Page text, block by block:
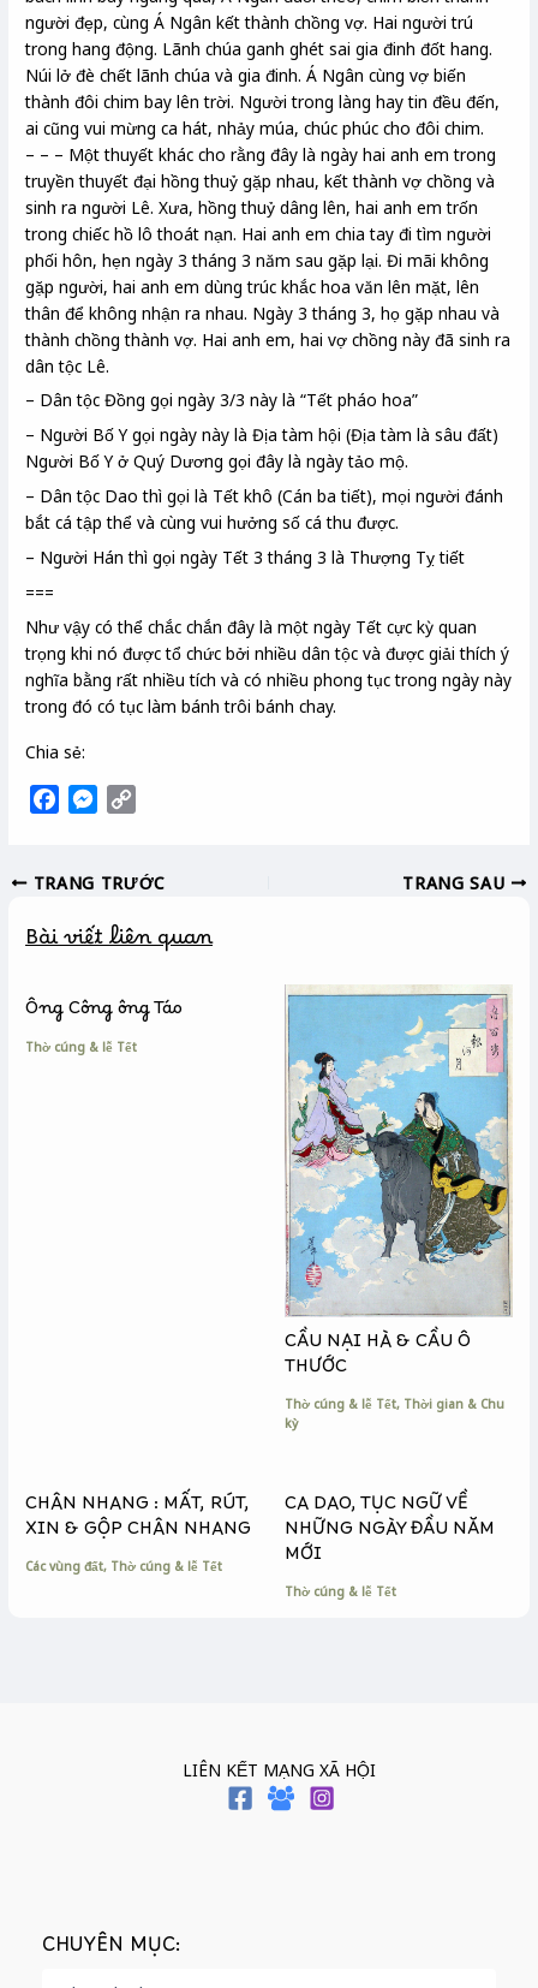
người đẹp, cùng Á Ngân kết thành chồng vợ. Hai người trú
trong hang động. Lãnh chúa ganh ghét sai gia đinh đốt hang.
Núi lở đè chết lãnh chúa và gia đinh. Á Ngân cùng vợ biến
thành đôi chim bay lên trời. Người trong làng hay tin đều đến,
ai cũng vui mừng ca hát, nhảy múa, chúc phúc cho đôi chim.
– – – Một thuyết khác cho rằng đây là ngày hai anh em trong
truyền thuyết đại hồng thuỷ gặp nhau, kết thành vợ chồng và
sinh ra người Lê. Xưa, hồng thuỷ dâng lên, hai anh em trốn
trong chiếc hồ lô thoát nạn. Hai anh em chia tay đi tìm người
phối hôn, hẹn ngày 3 tháng 3 năm sau gặp lại. Đi mãi không
gặp người, hai anh em dùng trúc khắc hoa văn lên mặt, lên
thân để không nhận ra nhau. Ngày 3 tháng 3, họ gặp nhau và
thành chồng thành vợ. Hai anh em, hai vợ chồng này đã sinh ra
dân tộc Lê.
– Dân tộc Đồng gọi ngày 3/3 này là “Tết pháo hoa”
– Người Bố Y gọi ngày này là Địa tàm hội (Địa tàm là sâu đất)
Người Bố Y ở Quý Dương gọi đây là ngày tảo mộ.
– Dân tộc Dao thì gọi là Tết khô (Cán ba tiết), mọi người đánh
bắt cá tập thể và cùng vui hưởng số cá thu được.
– Người Hán thì gọi ngày Tết 3 tháng 3 là Thượng Tỵ tiết
===
Như vậy có thể chắc chắn đây là một ngày Tết cực kỳ quan
trọng khi nó được tổ chức bởi nhiều dân tộc và được giải thích ý
nghĩa bằng rất nhiều tích và có nhiều phong tục trong ngày này
trong đó có tục làm bánh trôi bánh chay.
Chia sẻ:
e
o
k
M
s
n
e
r
y
i
k
TRANG TRƯỚC TRANG SAU
Bài viết liên quan
Ông Công ông Táo
Thờ cúng & lễ Tết
CẦU NẠI HÀ & CẦU Ô
THƯỚC
Thờ cúng & lễ Tết, Thời gian & Chu
kỳ
CHÂN NHANG : MẤT, RÚT,
XIN & GỘP CHÂN NHANG
Các vùng đất, Thờ cúng & lễ Tết
CA DAO, TỤC NGỮ VỀ
NHỮNG NGÀY ĐẦU NĂM
MỚI
Thờ cúng & lễ Tết
LIÊN KẾT MẠNG XÃ HỘI
CHUYÊN MỤC: